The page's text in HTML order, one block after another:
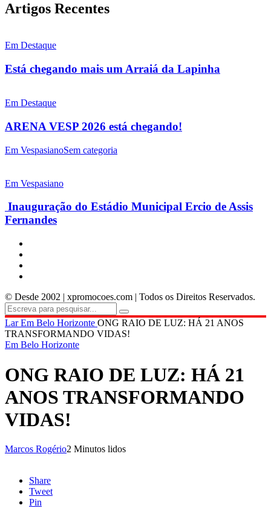
Artigos Recentes
Em Destaque
Está chegando mais um Arraiá da Lapinha
Em Destaque
ARENA VESP 2026 está chegando!
Em VespasianoSem categoria
Em Vespasiano
Inauguração do Estádio Municipal Ercio de Assis
Fernandes
© Desde 2002 | xpromocoes.com | Todos os Direitos Reservados.
LarEm Belo Horizonte ONG RAIO DE LUZ: HÁ 21 ANOS
TRANSFORMANDO VIDAS!
Em Belo Horizonte
ONG RAIO DE LUZ: HÁ 21
ANOS TRANSFORMANDO
VIDAS!
Marcos Rogério2 Minutos lidos
Share
Tweet
Pin